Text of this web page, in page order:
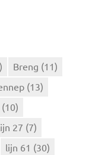
Breng (11)
(13)
(10)
27 (7)
lijn 61 (30)